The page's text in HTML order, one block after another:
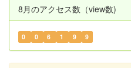
8月のアクセス数（view数)
0 0 6 1 9 9